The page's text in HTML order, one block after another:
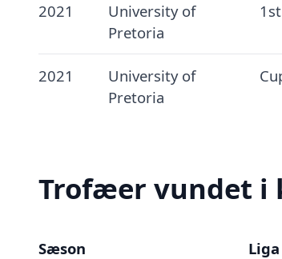
2021
University of
Pretoria
2021
University of
Pretoria
Trofæer vundet i
Sæson Liga